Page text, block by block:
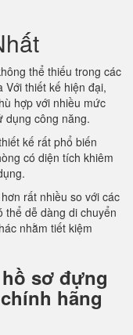
thể thiếu trong các
Với thiết kế hiện đại,
hợp với nhiều mức
dụng công năng.
kế rất phổ biến
có diện tích khiêm
rất nhiều so với các
thể dễ dàng di chuyển
nhằm tiết kiệm
sơ đựng
hãng